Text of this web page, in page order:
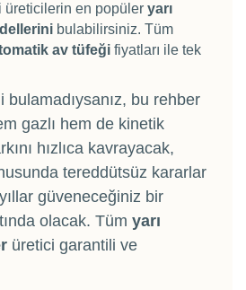
üreticilerin en popüler yarı
bulabilirsiniz. Tüm
av tüfeği fiyatları ile tek
bulamadıysanız, bu rehber
gazlı hem de kinetik
hızlıca kavrayacak,
tereddütsüz kararlar
güveneceğiniz bir
olacak. Tüm yarı
üretici garantili ve